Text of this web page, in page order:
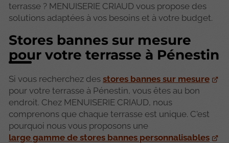
terrasse ? MENUISERIE CRIAUD vous propose des
solutions adaptées à vos besoins et à votre budget.
Stores bannes sur mesure
pour votre terrasse à Pénestin
Si vous recherchez des stores bannes sur mesure
pour votre terrasse à Pénestin, vous êtes au bon
endroit. Chez MENUISERIE CRIAUD, nous
comprenons que chaque terrasse est unique. C'est
pourquoi nous vous proposons une
large gamme de stores bannes personnalisables